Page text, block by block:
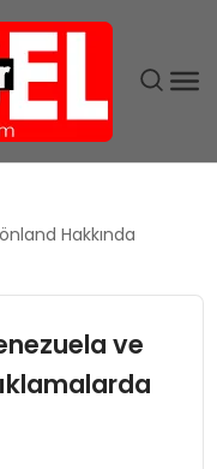
Hakkında
ve